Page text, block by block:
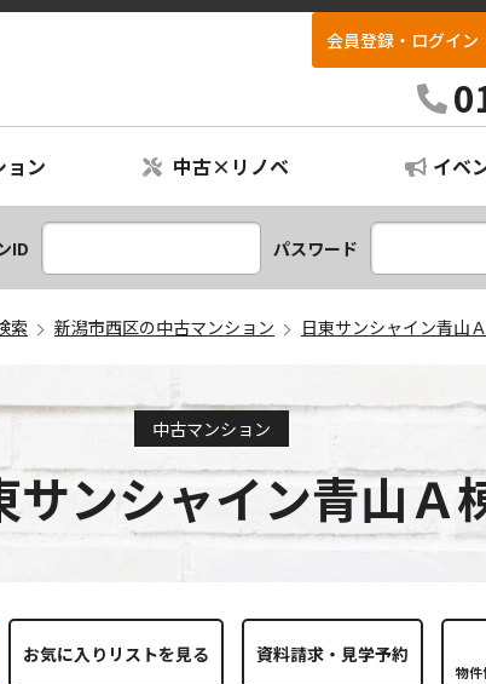
会員登録・ログイン
ョン
ン
ラン
中古×リノベ イベ
ID パスワード
索 新潟市西区の中古マンション 日東サンシャイン青山
中古マンション
サンシャイン青山Ａ
お気に入りリストを見る
物件